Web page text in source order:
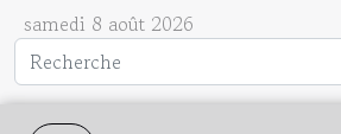
samedi 8 août 2026